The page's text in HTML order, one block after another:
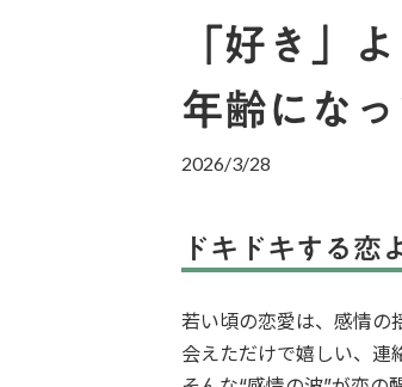
「好き」
年齢にな
2026/3/28
ドキドキする
若い頃の恋愛は、感情の
会えただけで嬉しい、連